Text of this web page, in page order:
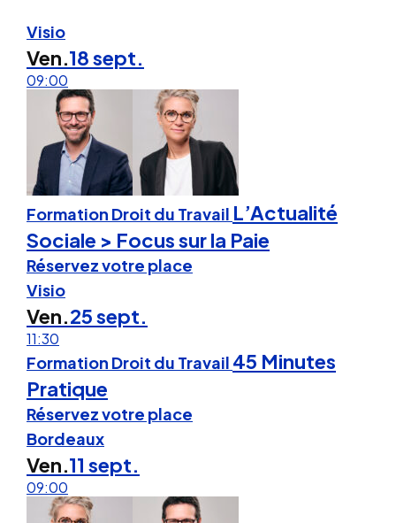
Visio
Ven.18 sept.
09:00
Formation Droit du Travail L’Actualité
Sociale > Focus sur la Paie
Réservez votre place
Visio
Ven.25 sept.
11:30
Formation Droit du Travail 45 Minutes
Pratique
Réservez votre place
Bordeaux
Ven.11 sept.
09:00